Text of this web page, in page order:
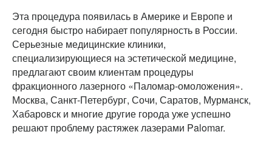
Эта процедура появилась в Америке и Европе и
сегодня быстро набирает популярность в России.
Серьезные медицинские клиники,
специализирующиеся на эстетической медицине,
предлагают своим клиентам процедуры
фракционного лазерного «Паломар-омоложения».
Москва, Санкт-Петербург, Сочи, Саратов, Мурманск,
Хабаровск и многие другие города уже успешно
решают проблему растяжек лазерами Palomar.